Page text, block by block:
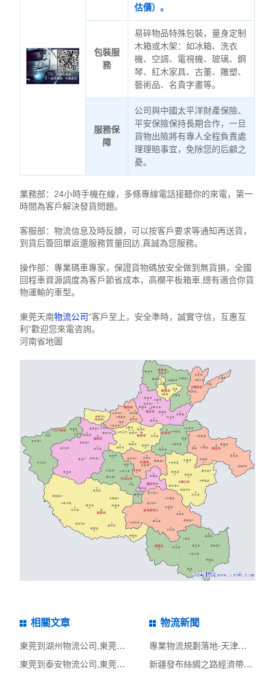
估價）。
包裝服
務
易碎物品特殊包裝，量身定制
木箱或木架：如冰箱、洗衣
機、空調、電視機、玻璃、鋼
琴、紅木家具、古董、雕塑、
藝術品、名貴字畫等。
服務保
障
公司與中國太平洋財產保險、
平安保險保持長期合作，一旦
貨物出險將有專人全程負責處
理理賠事宜，免除您的后顧之
憂。
業務部：24小時手機在線，多條專線電話接聽你的來電，第一
時間為客戶解決發貨問題。
客服部：物流信息及時反饋，可以按客戶要求等通知再送貨，
到貨后簽回單返還服務質量回訪,真誠為您服務。
操作部：專業碼車專家，保證貨物碼放安全做到無貨損，全國
回程車資源調度為客戶節省成本，高欄平板箱車,總有適合你貨
物運輸的車型。
東莞天南物流公司“客戶至上，安全準時，誠實守信，互惠互
利”歡迎您來電咨詢。
河南省地圖
相關文章
東莞到湖州物流公司,東莞整車物流到湖州,東莞至湖州物流專線 - 天南
東莞到泰安物流公司,東莞整車物流到泰安,東莞至泰安物流專線 - 天南
物流新聞
專業物流規劃落地-天津市快遞專業類物流專項規
新疆發布絲綢之路經濟帶核心區商貿物流中心建